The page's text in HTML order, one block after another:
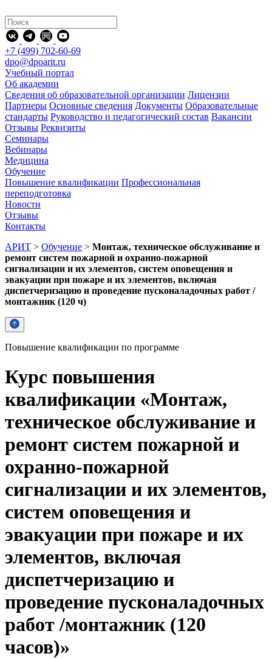
+7 (499) 702-60-69
dpo@dpoarit.ru
Учебный портал
Об академии
Сведения об образовательной организации Лицензии
Партнеры Основные сведения Документы Образовательные
стандарты Руководство и педагогический состав Вакансии
Отзывы Реквизиты
Семинары
Вебинары
Медицина
Обучение
Повышение квалификации Профессиональная
переподготовка
Новости
Отзывы
Контакты
АРИТ > Обучение > Монтаж, техническое обслуживание и
ремонт систем пожарной и охранно-пожарной
сигнализации и их элементов, систем оповещения и
эвакуации при пожаре и их элементов, включая
диспетчеризацию и проведение пусконаладочных работ /
монтажник (120 ч)
Повышение квалификации по программе
Курс повышения
квалификации «Монтаж,
техническое обслуживание и
ремонт систем пожарной и
охранно-пожарной
сигнализации и их элементов,
систем оповещения и
эвакуации при пожаре и их
элементов, включая
диспетчеризацию и
проведение пусконаладочных
работ /монтажник (120
часов)»